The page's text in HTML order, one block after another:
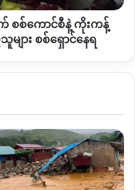
စစ်ကောင်စီနဲ့ ကိုးကန့်
ျား စစ်ရှောင်နေရ